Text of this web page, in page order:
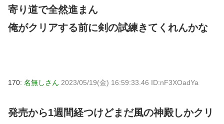
寄り道で全然進まん
俺がクリアする前に剣の試練きてくれんかな
170: 名無しさん 2023/05/19(金) 16:59:33.46 ID:nF3XOadYa
発売から1週間経つけどまだ風の神殿しかクリ